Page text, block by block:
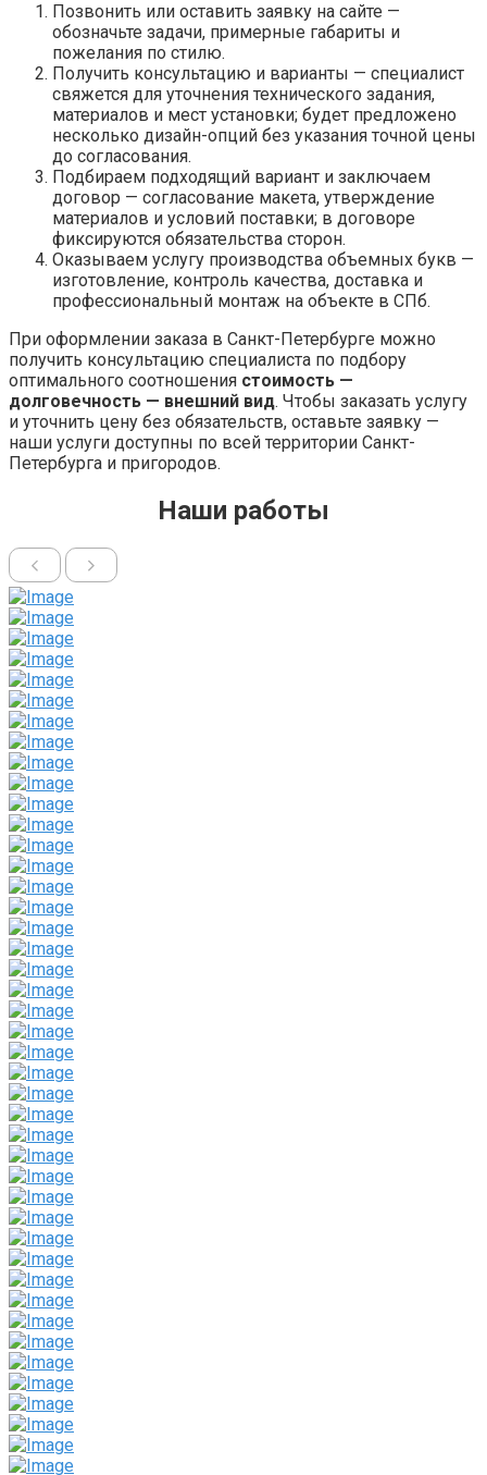
Позвонить или оставить заявку на сайте —
обозначьте задачи, примерные габариты и
пожелания по стилю.
Получить консультацию и варианты — специалист
свяжется для уточнения технического задания,
материалов и мест установки; будет предложено
несколько дизайн-опций без указания точной цены
до согласования.
Подбираем подходящий вариант и заключаем
договор — согласование макета, утверждение
материалов и условий поставки; в договоре
фиксируются обязательства сторон.
Оказываем услугу производства объемных букв —
изготовление, контроль качества, доставка и
профессиональный монтаж на объекте в СПб.
При оформлении заказа в Санкт-Петербурге можно
получить консультацию специалиста по подбору
оптимального соотношения стоимость —
долговечность — внешний вид. Чтобы заказать услугу
и уточнить цену без обязательств, оставьте заявку —
наши услуги доступны по всей территории Санкт-
Петербурга и пригородов.
Наши работы